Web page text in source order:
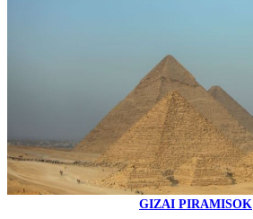
GIZAI PIRAMISOK